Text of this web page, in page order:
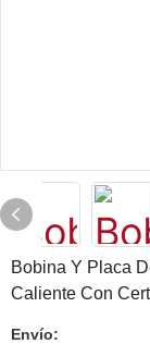
Bobina Y Placa
Caliente Con
Envío: